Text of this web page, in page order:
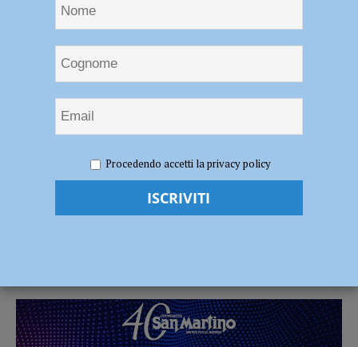
temporali anche sul Piacentino: allerta gialla
Maltempo, previsti temporali anche sul
Procedendo accetti la privacy policy